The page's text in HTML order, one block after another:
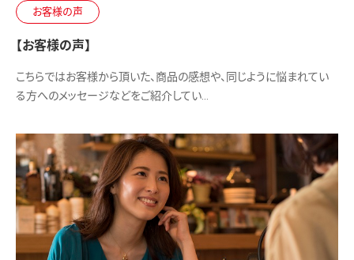
お客様の声
【お客様の声】
こちらではお客様から頂いた、商品の感想や、同じように悩まれてい
る方へのメッセージなどをご紹介してい…